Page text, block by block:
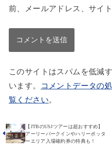
前、メールアドレス、サイト
このサイトはスパムを低減
います。
コメントデータの
覧ください。
【JTBのUSJツアーは超おすすめ】
アーリーパークインやハリーポッタ
ーエリア入場確約券の特典も！